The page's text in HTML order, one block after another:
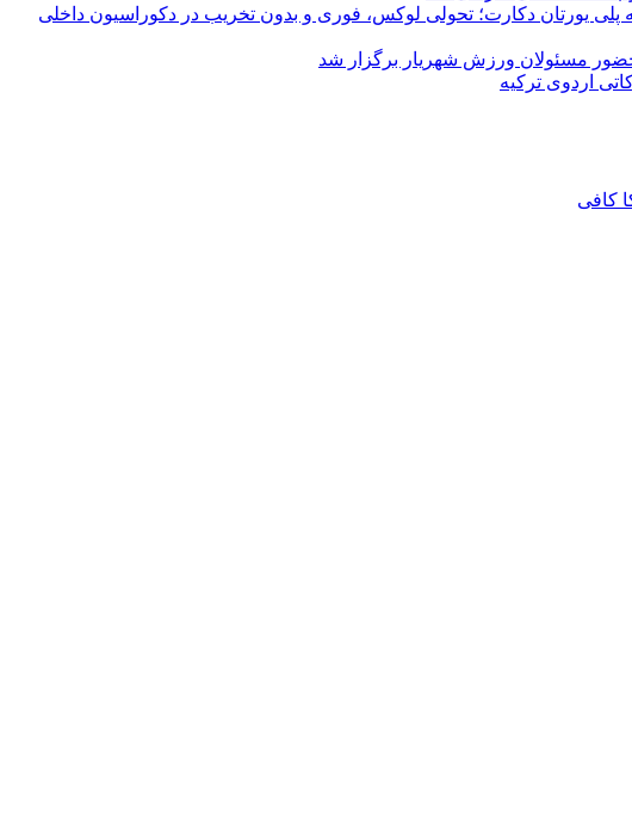
پلی یورتان دکارت؛ تحولی لوکس، فوری و بدون تخریب در دکوراسیون داخلی
حضور مسئولان ورزش شهریار برگزار شد
اردوی ترکیه
کافی